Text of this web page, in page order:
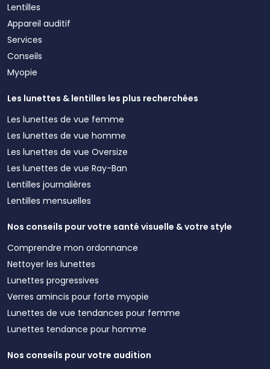
Lentilles
Appareil auditif
Services
Conseils
Myopie
Les lunettes & lentilles les plus recherchées
Les lunettes de vue femme
Les lunettes de vue homme
Les lunettes de vue Oversize
Les lunettes de vue Ray-Ban
Lentilles journalières
Lentilles mensuelles
Nos conseils pour votre santé visuelle & votre style
Comprendre mon ordonnance
Nettoyer les lunettes
Lunettes progressives
Verres amincis pour forte myopie
Lunettes de vue tendances pour femme
Lunettes tendance pour homme
Nos conseils pour votre audition